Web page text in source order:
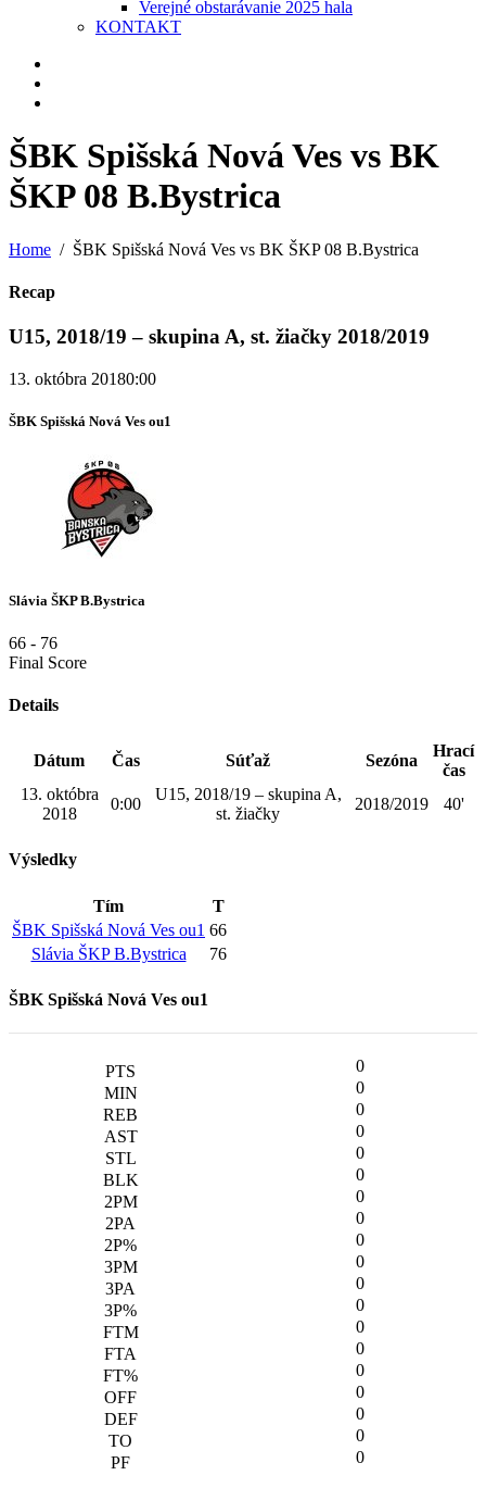
Verejné obstarávanie 2025 hala
KONTAKT
ŠBK Spišská Nová Ves vs BK
ŠKP 08 B.Bystrica
Home ŠBK Spišská Nová Ves vs BK ŠKP 08 B.Bystrica
Recap
U15, 2018/19 – skupina A, st. žiačky 2018/2019
13. októbra 20180:00
ŠBK Spišská Nová Ves ou1
Slávia ŠKP B.Bystrica
66 - 76
Final Score
Details
Dátum Čas Súťaž Sezóna
Hrací
čas
13. októbra
2018
0:00
U15, 2018/19 – skupina A,
st. žiačky
2018/2019 40'
Výsledky
Tím
T
ŠBK Spišská Nová Ves ou1 66
Slávia ŠKP B.Bystrica
76
ŠBK Spišská Nová Ves ou1
0
0
0
0
0
0
0
0
0
0
0
0
0
0
0
0
0
0
0